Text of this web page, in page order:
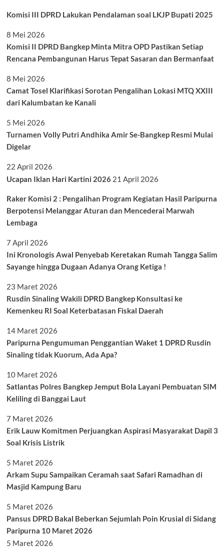
Komisi III DPRD Lakukan Pendalaman soal LKJP Bupati 2025
8 Mei 2026
Komisi II DPRD Bangkep Minta Mitra OPD Pastikan Setiap
Rencana Pembangunan Harus Tepat Sasaran dan Bermanfaat
8 Mei 2026
Camat Tosel Klarifikasi Sorotan Pengalihan Lokasi MTQ XXIII
dari Kalumbatan ke Kanali
5 Mei 2026
Turnamen Volly Putri Andhika Amir Se-Bangkep Resmi Mulai
Digelar
22 April 2026
Ucapan Iklan Hari Kartini 2026 21 April 2026
Raker Komisi 2 : Pengalihan Program Kegiatan Hasil Paripurna
Berpotensi Melanggar Aturan dan Mencederai Marwah
Lembaga
7 April 2026
Ini Kronologis Awal Penyebab Keretakan Rumah Tangga Salim
Sayange hingga Dugaan Adanya Orang Ketiga !
23 Maret 2026
Rusdin Sinaling Wakili DPRD Bangkep Konsultasi ke
Kemenkeu RI Soal Keterbatasan Fiskal Daerah
14 Maret 2026
Paripurna Pengumuman Penggantian Waket 1 DPRD Rusdin
Sinaling tidak Kuorum, Ada Apa?
10 Maret 2026
Satlantas Polres Bangkep Jemput Bola Layani Pembuatan SIM
Keliling di Banggai Laut
7 Maret 2026
Erik Lauw Komitmen Perjuangkan Aspirasi Masyarakat Dapil 3
Soal Krisis Listrik
5 Maret 2026
Arkam Supu Sampaikan Ceramah saat Safari Ramadhan di
Masjid Kampung Baru
5 Maret 2026
Pansus DPRD Bakal Beberkan Sejumlah Poin Krusial di Sidang
Paripurna 10 Maret 2026
5 Maret 2026